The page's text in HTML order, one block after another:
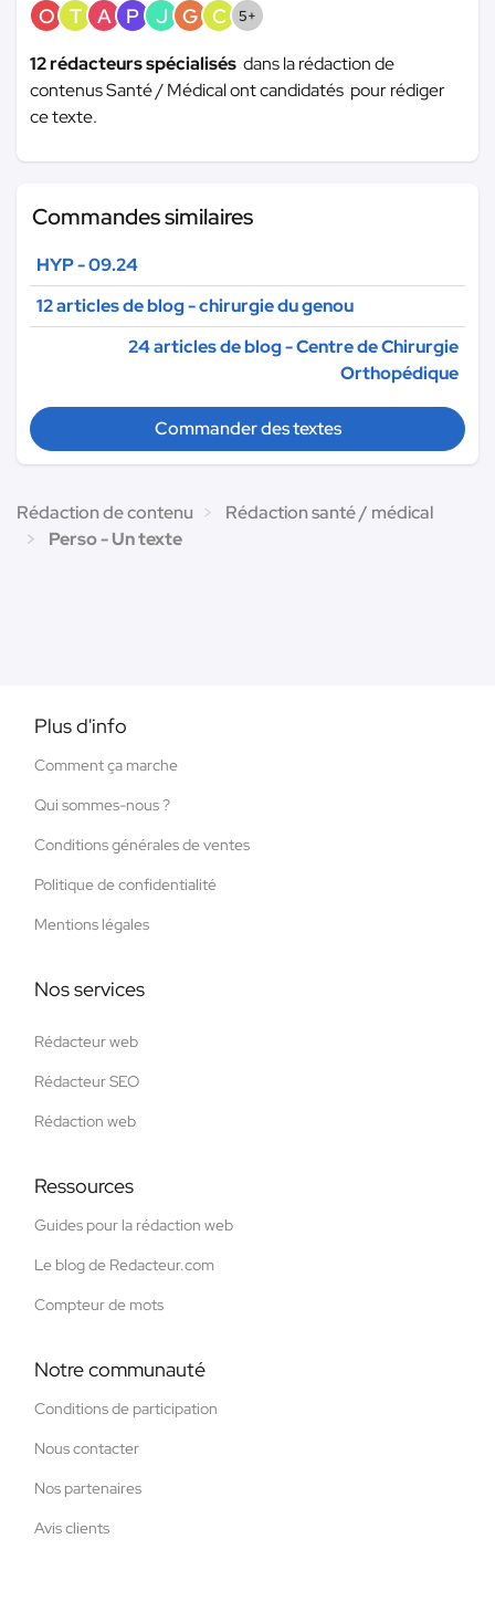
O T A P J G C 5+
12 rédacteurs spécialisés dans la rédaction de
contenus Santé / Médical ont candidatés pour rédiger
ce texte.
Commandes similaires
HYP - 09.24
12 articles de blog - chirurgie du genou
24 articles de blog - Centre de Chirurgie
Orthopédique
Commander des textes
Rédaction de contenu
Rédaction santé / médical
Perso - Un texte
Plus d'info
Comment ça marche
Qui sommes-nous ?
Conditions générales de ventes
Politique de confidentialité
Mentions légales
Nos services
Rédacteur web
Rédacteur SEO
Rédaction web
Ressources
Guides pour la rédaction web
Le blog de Redacteur.com
Compteur de mots
Notre communauté
Conditions de participation
Nous contacter
Nos partenaires
Avis clients